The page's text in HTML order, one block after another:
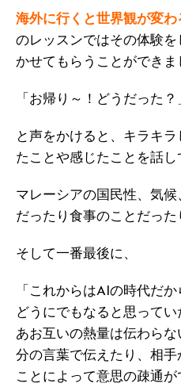
海外に行くと世界観が変わ
のレッスンではその体験
かせてもらうことができま
「お帰り～！どうだった？
と声をかけると、キラキ
たことや感じたことを話し
マレーシアの国民性、気
だったり食事のことだった
そして一番最後に、
「これからはAIの時代だ
どうにでもなると思って
あお互いの熱量は伝わら
分の言葉で伝えたり、相
ことによって意思の疎通